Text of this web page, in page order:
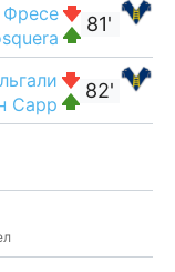
81'
82'
Сарр